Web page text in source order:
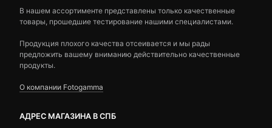
В нашем ассортименте представлены только качественные
товары, прошедшие тестирование нашими специалистами.
Продукция плохого качества отсеивается и мы рады
предложить вашему вниманию действительно качественные
продукты.
О компании Fotogamma
АДРЕС МАГАЗИНА В СПБ